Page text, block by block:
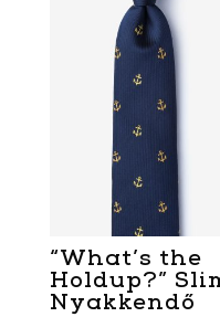
“What’s the
Holdup?”
Nyakkendő